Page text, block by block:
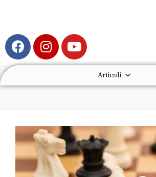
Articoli